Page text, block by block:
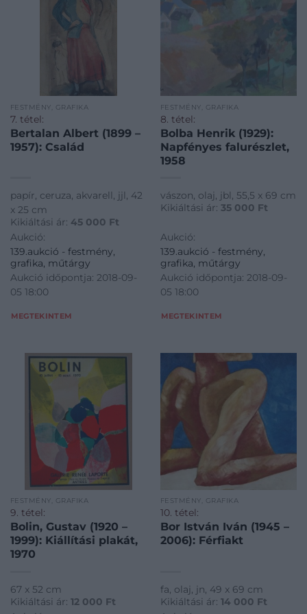
FESTMÉNY, GRAFIKA
7. tétel:
Bertalan Albert (1899 –
1957): Család
papír, ceruza, akvarell, jjl, 42
x 25 cm
Kikiáltási ár: 45 000 Ft
Aukció:
139.aukció - festmény,
grafika, műtárgy
Aukció időpontja: 2018-09-
05 18:00
MEGTEKINTEM
FESTMÉNY, GRAFIKA
8. tétel:
Bolba Henrik (1929):
Napfényes falurészlet,
1958
vászon, olaj, jbl, 55,5 x 69 cm
Kikiáltási ár: 35 000 Ft
Aukció:
139.aukció - festmény,
grafika, műtárgy
Aukció időpontja: 2018-09-
05 18:00
MEGTEKINTEM
FESTMÉNY, GRAFIKA
9. tétel:
Bolin, Gustav (1920 –
1999): Kiállítási plakát,
1970
67 x 52 cm
Kikiáltási ár: 12 000 Ft
FESTMÉNY, GRAFIKA
10. tétel:
Bor István Iván (1945 –
2006): Férfiakt
fa, olaj, jn, 49 x 69 cm
Kikiáltási ár: 14 000 Ft